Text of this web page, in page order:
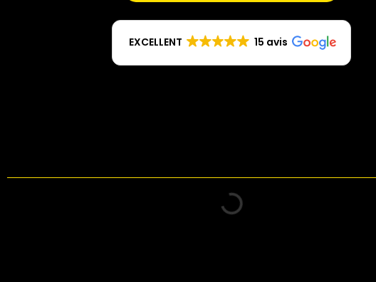
EXCELLENT 15 avis